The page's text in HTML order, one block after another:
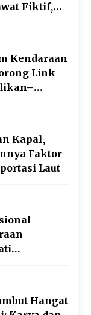
Fiktif,
Kendaraan
Link
Kapal,
Faktor
Laut
Hangat